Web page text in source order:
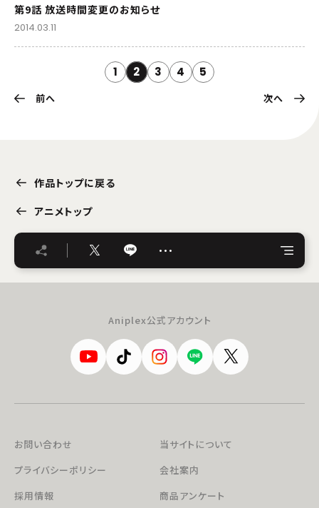
第9話 放送時間変更のお知らせ
2014.03.11
1 2 3 4 5
前へ 次へ
作品トップに戻る
アニメトップ
…
Aniplex公式アカウント
お問い合わせ
当サイトについて
プライバシーポリシー
会社案内
採用情報
商品アンケート